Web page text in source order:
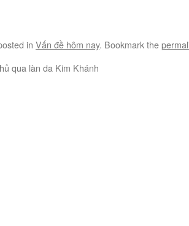
in Vấn đề hôm nay. Bookmark the
qua làn da Kim Khánh